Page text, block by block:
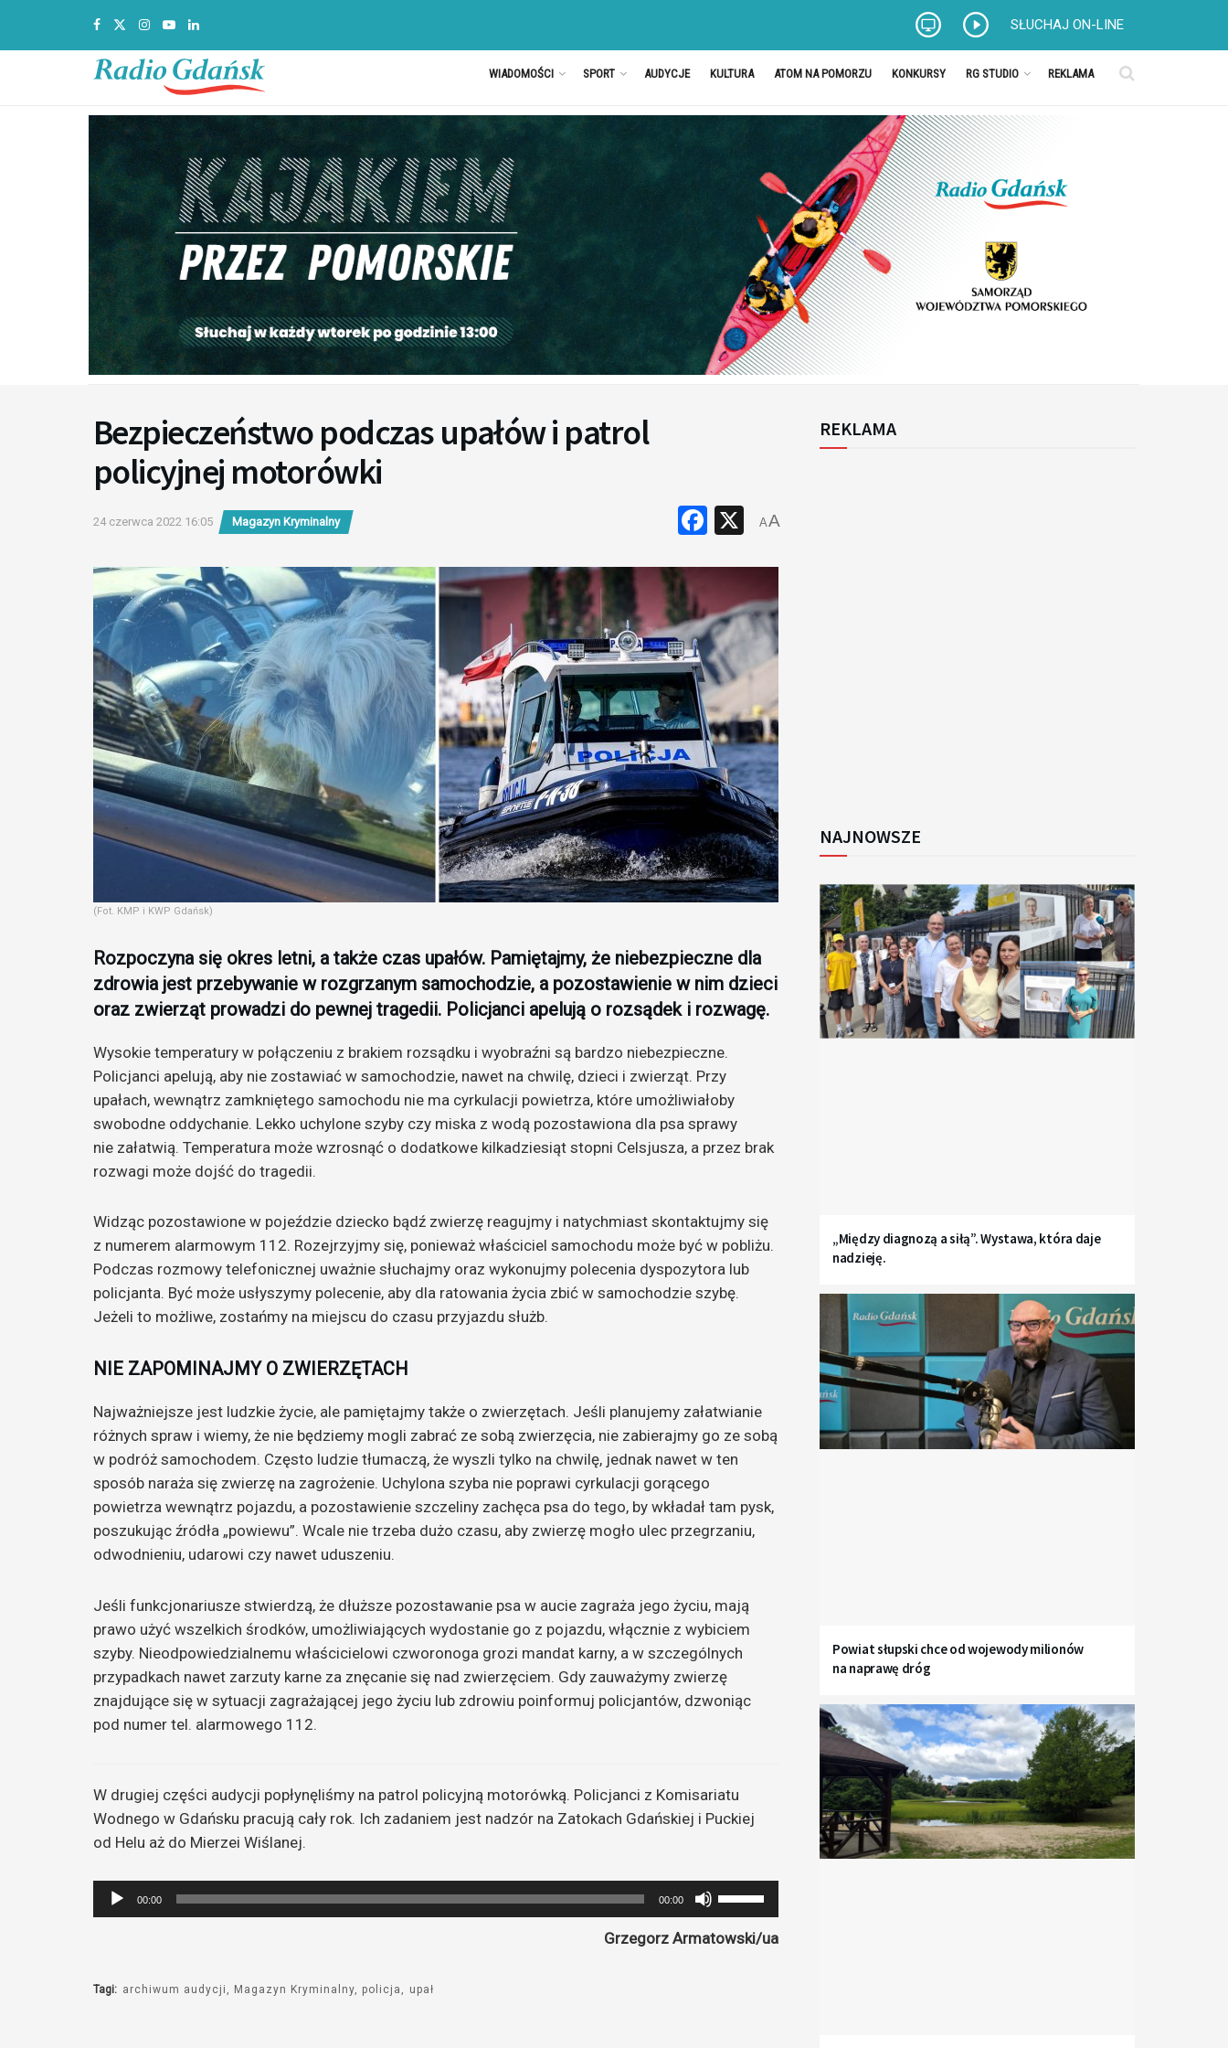
SŁUCHAJ ON-LINE
WIADOMOŚCI SPORT AUDYCJE KULTURA ATOM NA POMORZU KONKURSY RG STUDIO REKLAMA
Bezpieczeństwo podczas upałów i patrol
policyjnej motorówki
24 czerwca 2022 16:05 Magazyn Kryminalny Facebook
X
AA
(Fot. KMP i KWP Gdańsk)
Rozpoczyna się okres letni, a także czas upałów. Pamiętajmy, że niebezpieczne dla
zdrowia jest przebywanie w rozgrzanym samochodzie, a pozostawienie w nim dzieci
oraz zwierząt prowadzi do pewnej tragedii. Policjanci apelują o rozsądek i rozwagę.
Wysokie temperatury w połączeniu z brakiem rozsądku i wyobraźni są bardzo niebezpieczne.
Policjanci apelują, aby nie zostawiać w samochodzie, nawet na chwilę, dzieci i zwierząt. Przy
upałach, wewnątrz zamkniętego samochodu nie ma cyrkulacji powietrza, które umożliwiałoby
swobodne oddychanie. Lekko uchylone szyby czy miska z wodą pozostawiona dla psa sprawy
nie załatwią. Temperatura może wzrosnąć o dodatkowe kilkadziesiąt stopni Celsjusza, a przez brak
rozwagi może dojść do tragedii.
Widząc pozostawione w pojeździe dziecko bądź zwierzę reagujmy i natychmiast skontaktujmy się
z numerem alarmowym 112. Rozejrzyjmy się, ponieważ właściciel samochodu może być w pobliżu.
Podczas rozmowy telefonicznej uważnie słuchajmy oraz wykonujmy polecenia dyspozytora lub
policjanta. Być może usłyszymy polecenie, aby dla ratowania życia zbić w samochodzie szybę.
Jeżeli to możliwe, zostańmy na miejscu do czasu przyjazdu służb.
NIE ZAPOMINAJMY O ZWIERZĘTACH
Najważniejsze jest ludzkie życie, ale pamiętajmy także o zwierzętach. Jeśli planujemy załatwianie
różnych spraw i wiemy, że nie będziemy mogli zabrać ze sobą zwierzęcia, nie zabierajmy go ze sobą
w podróż samochodem. Często ludzie tłumaczą, że wyszli tylko na chwilę, jednak nawet w ten
sposób naraża się zwierzę na zagrożenie. Uchylona szyba nie poprawi cyrkulacji gorącego
powietrza wewnątrz pojazdu, a pozostawienie szczeliny zachęca psa do tego, by wkładał tam pysk,
poszukując źródła „powiewu”. Wcale nie trzeba dużo czasu, aby zwierzę mogło ulec przegrzaniu,
odwodnieniu, udarowi czy nawet uduszeniu.
Jeśli funkcjonariusze stwierdzą, że dłuższe pozostawanie psa w aucie zagraża jego życiu, mają
prawo użyć wszelkich środków, umożliwiających wydostanie go z pojazdu, włącznie z wybiciem
szyby. Nieodpowiedzialnemu właścicielowi czworonoga grozi mandat karny, a w szczególnych
przypadkach nawet zarzuty karne za znęcanie się nad zwierzęciem. Gdy zauważymy zwierzę
znajdujące się w sytuacji zagrażającej jego życiu lub zdrowiu poinformuj policjantów, dzwoniąc
pod numer tel. alarmowego 112.
W drugiej części audycji popłynęliśmy na patrol policyjną motorówką. Policjanci z Komisariatu
Wodnego w Gdańsku pracują cały rok. Ich zadaniem jest nadzór na Zatokach Gdańskiej i Puckiej
od Helu aż do Mierzei Wiślanej.
Odtwarzacz
plików
00:00 00:00
strzałek
do
Grzegorz Armatowski/ua
Tagi: archiwum audycji Magazyn Kryminalny policja upał
REKLAMA
NAJNOWSZE
„Między diagnozą a siłą”. Wystawa, która daje
nadzieję.
Powiat słupski chce od wojewody milionów
na naprawę dróg